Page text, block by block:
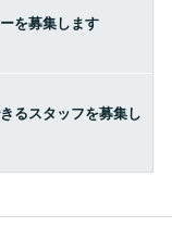
を募集します
るスタッフを募集し